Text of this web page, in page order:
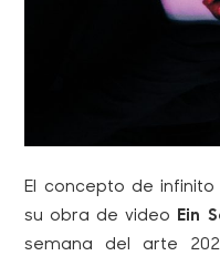
El concepto de
su obra de video Ein
semana del arte